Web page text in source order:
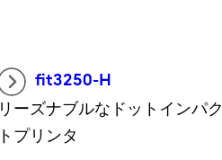
fit3250-H
リーズナブルなドットインパク
トプリンタ